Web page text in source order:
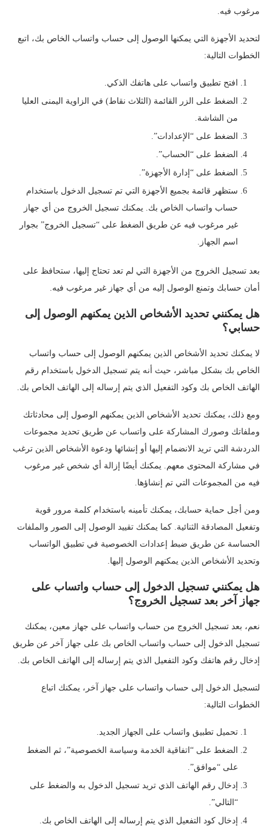
مرغوب فيه.
لتحديد الأجهزة التي يمكنها الوصول إلى حساب واتساب الخاص بك، اتبع
الخطوات التالية:
افتح تطبيق واتساب على هاتفك الذكي.
الضغط على الزر القائمة (الثلاث نقاط) في الزاوية اليمنى العليا
من الشاشة.
الضغط على “الإعدادات”.
الضغط على “الحساب”.
الضغط على “إدارة الأجهزة”.
ستظهر قائمة بجميع الأجهزة التي تم تسجيل الدخول باستخدام
حساب واتساب الخاص بك. يمكنك تسجيل الخروج من أي جهاز
غير مرغوب فيه عن طريق الضغط على “تسجيل الخروج” بجوار
اسم الجهاز.
بعد تسجيل الخروج من الأجهزة التي لم تعد تحتاج إليها، ستحافظ على
أمان حسابك وتمنع الوصول إليه من أي جهاز غير مرغوب فيه.
هل يمكنني تحديد الأشخاص الذين يمكنهم الوصول إلى
حسابي؟
لا يمكنك تحديد الأشخاص الذين يمكنهم الوصول إلى حساب واتساب
الخاص بك بشكل مباشر، حيث أنه يتم تسجيل الدخول باستخدام رقم
الهاتف الخاص بك وكود التفعيل الذي يتم إرساله إلى الهاتف الخاص بك.
ومع ذلك، يمكنك تحديد الأشخاص الذين يمكنهم الوصول إلى محادثاتك
وملفاتك وصورك المشاركة على واتساب عن طريق تحديد مجموعات
الدردشة التي تريد الانضمام إليها أو إنشائها ودعوة الأشخاص الذين ترغب
في مشاركة المحتوى معهم. يمكنك أيضًا إزالة أي شخص غير مرغوب
فيه من المجموعات التي تم إنشاؤها.
ومن أجل حماية حسابك، يمكنك تأمينه باستخدام كلمة مرور قوية
وتفعيل المصادقة الثنائية. كما يمكنك تقييد الوصول إلى الصور والملفات
الحساسة عن طريق ضبط إعدادات الخصوصية في تطبيق الواتساب
وتحديد الأشخاص الذين يمكنهم الوصول إليها.
هل يمكنني تسجيل الدخول إلى حساب واتساب على
جهاز آخر بعد تسجيل الخروج؟
نعم، بعد تسجيل الخروج من حساب واتساب على جهاز معين، يمكنك
تسجيل الدخول إلى حساب واتساب الخاص بك على جهاز آخر عن طريق
إدخال رقم هاتفك وكود التفعيل الذي يتم إرساله إلى الهاتف الخاص بك.
لتسجيل الدخول إلى حساب واتساب على جهاز آخر، يمكنك اتباع
الخطوات التالية:
تحميل تطبيق واتساب على الجهاز الجديد.
الضغط على “اتفاقية الخدمة وسياسة الخصوصية”، ثم الضغط
على “موافق”.
إدخال رقم الهاتف الذي تريد تسجيل الدخول به والضغط على
“التالي”.
إدخال كود التفعيل الذي يتم إرساله إلى الهاتف الخاص بك.